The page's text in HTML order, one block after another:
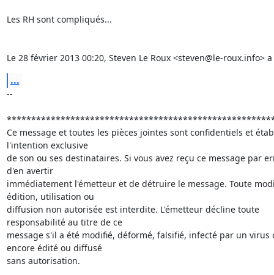
Les RH sont compliqués...
Le 28 février 2013 00:20, Steven Le Roux <steven@le-roux.info>
...
--
Ce message et toutes les pièces jointes sont confidentiels et
l'intention exclusive
de son ou ses destinataires. Si vous avez reçu ce message par
d'en avertir
immédiatement l'émetteur et de détruire le message. Toute
édition, utilisation ou
diffusion non autorisée est interdite. L'émetteur décline toute
responsabilité au titre de ce
message s'il a été modifié, déformé, falsifié, infecté par un virus
encore édité ou diffusé
sans autorisation.